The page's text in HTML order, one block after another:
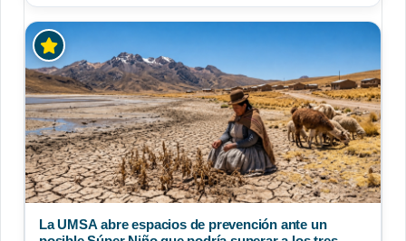
La UMSA abre espacios de prevención ante un